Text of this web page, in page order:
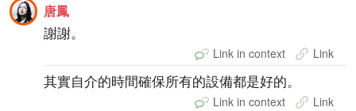
唐鳳
謝謝。
Link in context Link
其實自介的時間確保所有的設備都是好的。
Link in context Link